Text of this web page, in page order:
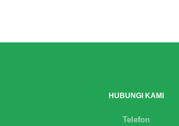
HUBUNGI KAMI
Telefon